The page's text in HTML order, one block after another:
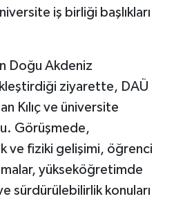
iş birliği başlıkları
Doğu Akdeniz
ziyarette, DAÜ
Kılıç ve üniversite
Görüşmede,
ve fiziki gelişimi, öğrenci
yükseköğretimde
sürdürülebilirlik konuları